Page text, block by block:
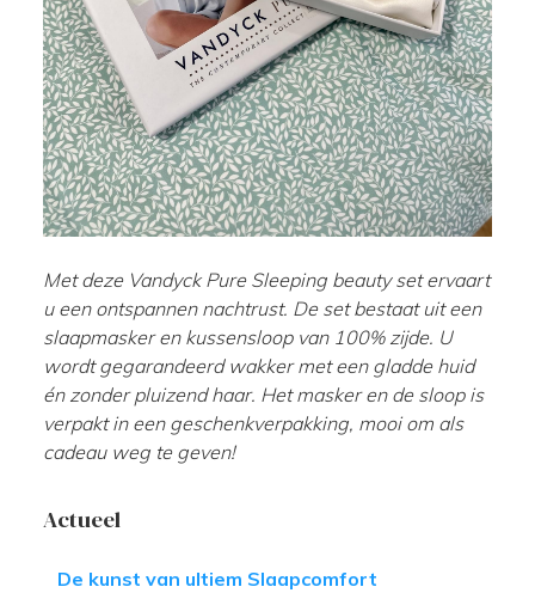
Met deze Vandyck Pure Sleeping beauty set ervaart
u een ontspannen nachtrust. De set bestaat uit een
slaapmasker en kussensloop van 100% zijde. U
wordt gegarandeerd wakker met een gladde huid
én zonder pluizend haar. Het masker en de sloop is
verpakt in een geschenkverpakking, mooi om als
cadeau weg te geven!
Actueel
De kunst van ultiem Slaapcomfort